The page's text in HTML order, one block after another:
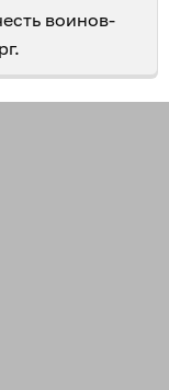
воинов-